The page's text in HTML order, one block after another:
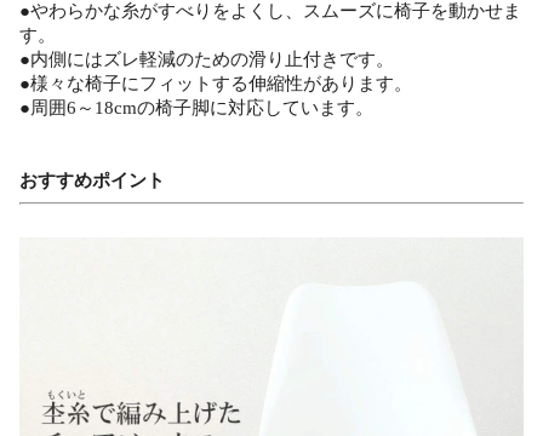
●やわらかな糸がすべりをよくし、スムーズに椅子を動かせま
す。
●内側にはズレ軽減のための滑り止付きです。
●様々な椅子にフィットする伸縮性があります。
●周囲6～18cmの椅子脚に対応しています。
おすすめポイント